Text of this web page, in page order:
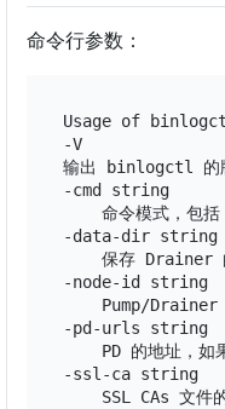
命令行参数：
Usage of
-V
输出 binlogctl 的
-cmd string
    命令模式，包括
-data-dir string
保存 Drainer
-node-id string
Pump/Drainer
-pd-urls string
PD 的地址，如
-ssl-ca string
SSL CAs 文件